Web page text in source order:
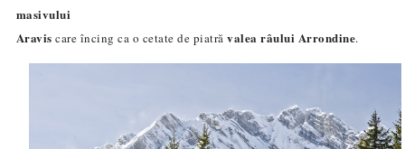
masivului
Aravis care încing ca o cetate de piatrăvalea râului Arrondine.